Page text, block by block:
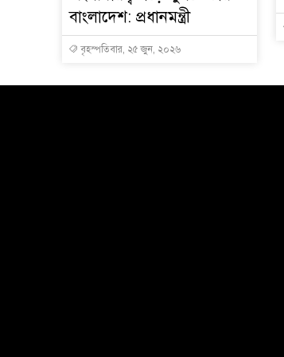
বাংলাদেশ: প্রধানমন্ত্রী
বৃহস্পতিবার, ২৫ জুন, ২০২৬